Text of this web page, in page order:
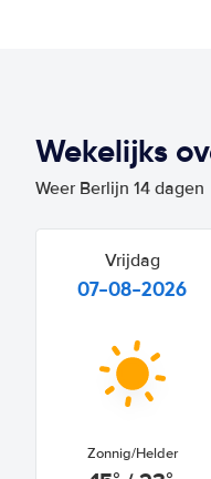
Wekelijks
Weer Berlijn 14 dagen
Vrijdag
07-08-2026
Zonnig/Helder